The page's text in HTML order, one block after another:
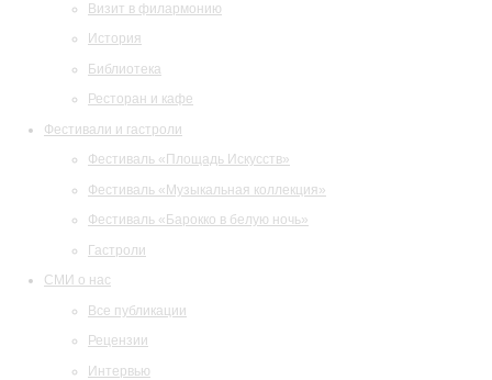
Визит в филармонию
История
Библиотека
Ресторан и кафе
Фестивали и гастроли
Фестиваль «Площадь Искусств»
Фестиваль «Музыкальная коллекция»
Фестиваль «Барокко в белую ночь»
Гастроли
СМИ о нас
Все публикации
Рецензии
Интервью